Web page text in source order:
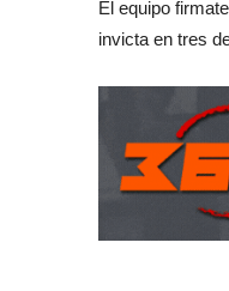
El equipo
invicta en tres